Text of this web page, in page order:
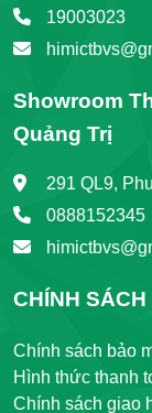
19003023
Showroom
Quảng Trị
291 QL9,
0888152345
CHÍNH SÁCH
Chính sách bảo
Hình thức thanh
Chính sách giao